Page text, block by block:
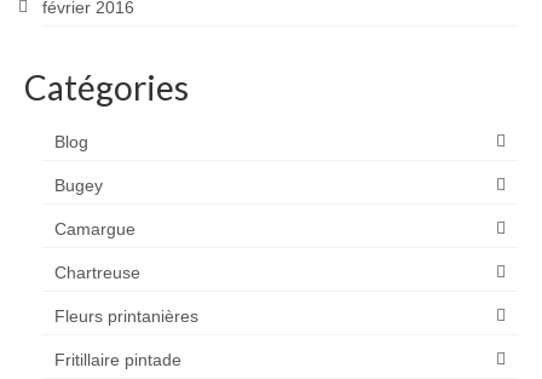
février 2016
Catégories
Blog
Bugey
Camargue
Chartreuse
Fleurs printanières
Fritillaire pintade